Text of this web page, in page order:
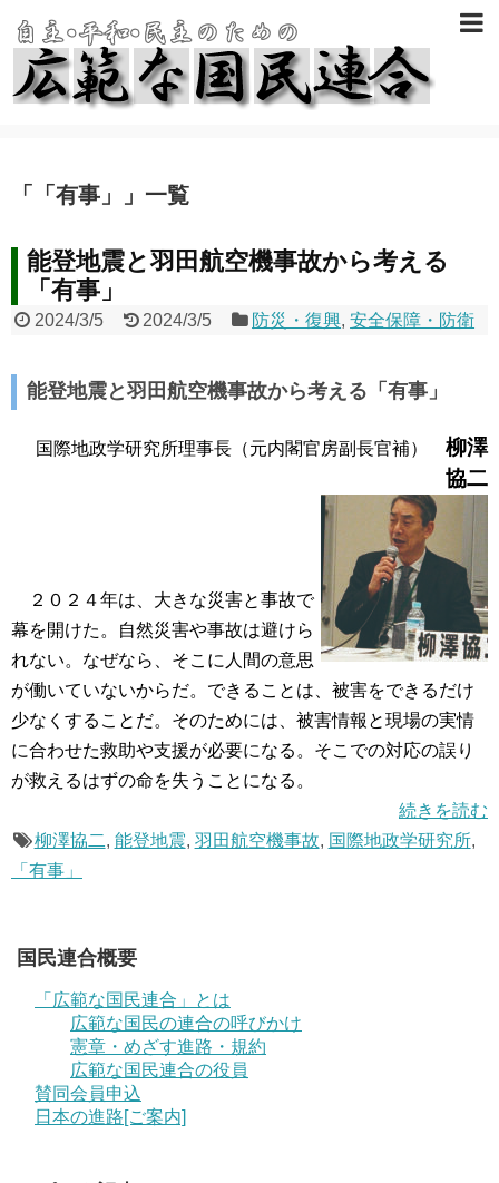
「 「有事」 」 一覧
能登地震と羽田航空機事故から考える
「有事」
2024/3/5 2024/3/5 防災・復興,安全保障・防衛
能登地震と羽田航空機事故から考える「有事」
国際地政学研究所理事長（元内閣官房副長官補） 柳澤
協二
２０２４年は、大きな災害と事故で
幕を開けた。自然災害や事故は避けら
れない。なぜなら、そこに人間の意思
が働いていないからだ。できることは、被害をできるだけ
少なくすることだ。そのためには、被害情報と現場の実情
に合わせた救助や支援が必要になる。そこでの対応の誤り
が救えるはずの命を失うことになる。
続きを読む
柳澤協二, 能登地震, 羽田航空機事故, 国際地政学研究所,
「有事」
国民連合概要
「広範な国民連合」とは
広範な国民の連合の呼びかけ
憲章・めざす進路・規約
広範な国民連合の役員
賛同会員申込
日本の進路[ご案内]